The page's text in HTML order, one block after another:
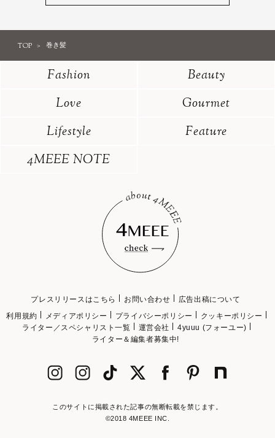
TOP 巻き髪
Fashion
Beauty
Love
Gourmet
Lifestyle
Feature
4MEEE NOTE
プレスリリースはこちら お問い合わせ
広告出稿について
利用規約
メディアポリシー プライバシーポリシー
クッキーポリシー
ライター／スペシャリスト一覧
運営会社
4yuuu (フォーユー)
ライター＆編集者募集中!
このサイトに掲載された記事の無断転載を禁じます。
©2018 4MEEE INC.